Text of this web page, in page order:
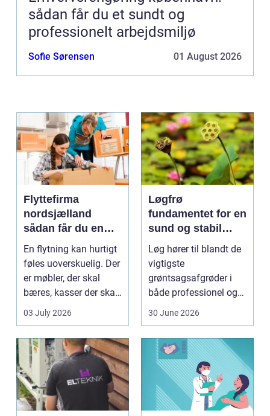
sådan får du et sundt og
professionelt arbejdsmiljø
Sofie Sørensen 01 August 2026
Flyttefirma
nordsjælland
sådan får du en
tryg og effektiv
flytning
En flytning kan hurtigt
føles uoverskuelig. Der
er møbler, der skal
bæres, kasser der skal
pakkes, o...
03 July 2026
Løgfrø
fundamentet for en
sund og stabil
løgavl
Løg hører til blandt de
vigtigste
grøntsagsafgrøder i
både professionel og
hobbybaseret
30 June 2026